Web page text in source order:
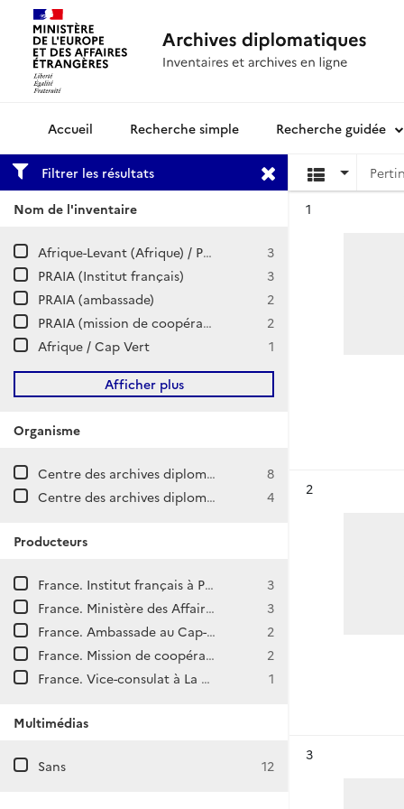
Archives diplomatiquesRecherche simple Recherche guidée
Filtrer les résultats
Nom de l'inventaire
Afrique-Levant (Afrique) / Possessions portugaises
3
PRAIA (Institut français)
3
PRAIA (ambassade)
2
PRAIA (mission de coopération et d'action culturelle)
2
Afrique / Cap Vert
1
Afficher plus
Organisme
Centre des archives diplomatiques de Nantes
8
Centre des archives diplomatiques de La Courneuve
4
Producteurs
France. Institut français à Praia (Cap-vert)
3
France. Ministère des Affaires étrangères. Direction générale des Affaires politiques et de Sécurité. Direction d'Afrique et de l'Océan Indien.
3
France. Ambassade au Cap-vert (Praia)
2
France. Mission de coopération et d'action culturelle à Praia (Cap-vert)
2
France. Vice-consulat à La Praya
1
Multimédias
Sans 12
1
2
3